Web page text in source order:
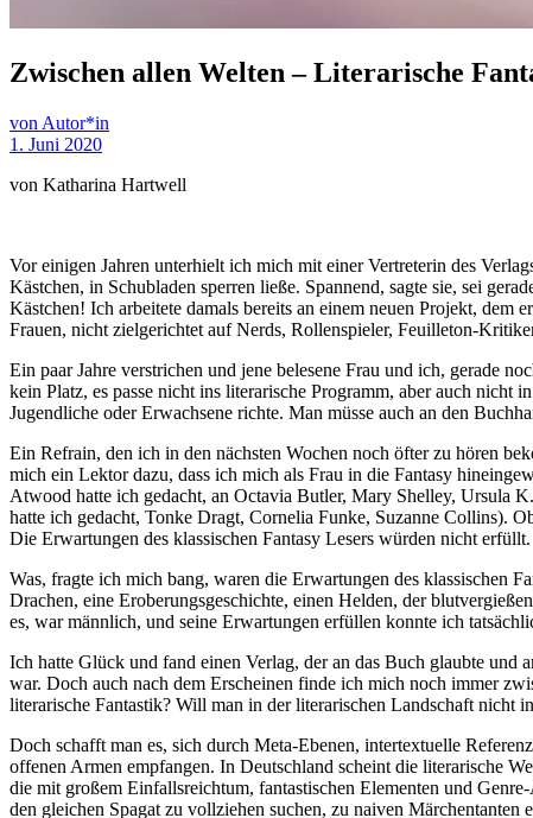
Zwischen allen Welten – Literarische
von Autor*in
1. Juni 2020
von Katharina Hartwell
Vor einigen Jahren unterhielt ich mich mit einer Vertreterin des
Kästchen, in Schubladen sperren ließe. Spannend, sagte sie, sei
Kästchen! Ich arbeitete damals bereits an einem neuen Projekt,
Frauen, nicht zielgerichtet auf Nerds, Rollenspieler, Feuilleton-
Ein paar Jahre verstrichen und jene belesene Frau und ich, gerade
kein Platz, es passe nicht ins literarische Programm, aber auch
Jugendliche oder Erwachsene richte. Man müsse auch an den
Ein Refrain, den ich in den nächsten Wochen noch öfter zu hören
mich ein Lektor dazu, dass ich mich als Frau in die Fantasy
Atwood hatte ich gedacht, an Octavia Butler, Mary Shelley, Ursula
hatte ich gedacht, Tonke Dragt, Cornelia Funke, Suzanne Collins).
Die Erwartungen des klassischen Fantasy Lesers würden nicht erfüllt.
Was, fragte ich mich bang, waren die Erwartungen des klassischen
Drachen, eine Eroberungsgeschichte, einen Helden, der
es, war männlich, und seine Erwartungen erfüllen konnte ich
Ich hatte Glück und fand einen Verlag, der an das Buch glaubte und
war. Doch auch nach dem Erscheinen finde ich mich noch immer
literarische Fantastik? Will man in der literarischen Landschaft nicht
Doch schafft man es, sich durch Meta-Ebenen, intertextuelle
offenen Armen empfangen. In Deutschland scheint die literarische
die mit großem Einfallsreichtum, fantastischen Elementen und
den gleichen Spagat zu vollziehen suchen, zu naiven